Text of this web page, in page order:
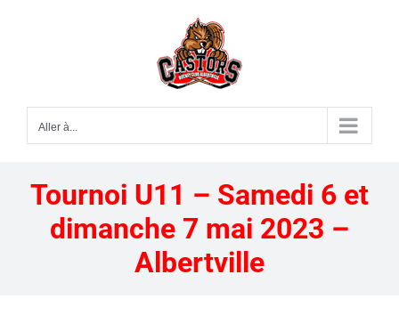
Aller à...
Tournoi U11 – Samedi 6 et
dimanche 7 mai 2023 –
Albertville